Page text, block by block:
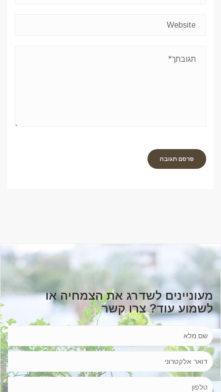
מעוניינים לשדרג את הצמחיה או
לשמוע עוד? צרו קשר